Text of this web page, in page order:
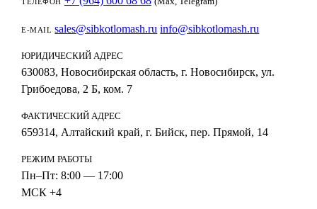
E-MAIL sales@sibkotlomash.ru info@sibkotlomash.ru
ЮРИДИЧЕСКИЙ АДРЕС
630083, Новосибирская область, г. Новосибирск, ул.
Грибоедова, 2 Б, ком. 7
ФАКТИЧЕСКИЙ АДРЕС
659314, Алтайский край, г. Бийск, пер. Прямой, 14
РЕЖИМ РАБОТЫ
Пн–Пт: 8:00 — 17:00
МСК +4